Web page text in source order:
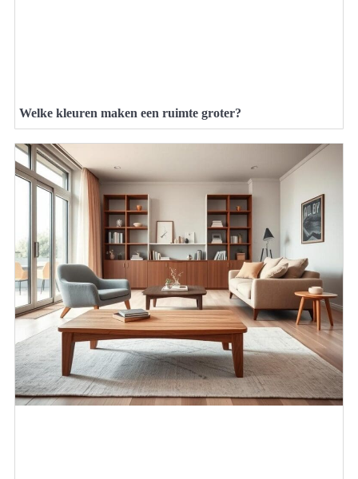
Welke kleuren maken een ruimte groter?